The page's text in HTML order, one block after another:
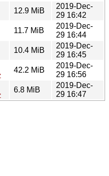
12.9 MiB
2019-Dec-
29 16:42
11.7 MiB
2019-Dec-
29 16:44
10.4 MiB
2019-Dec-
29 16:45
42.2 MiB
2019-Dec-
29 16:56
6.8 MiB
2019-Dec-
29 16:47